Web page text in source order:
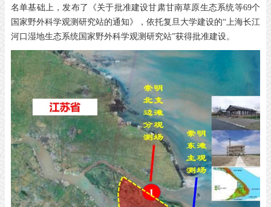
名单基础上，发布了《关于批准建设甘肃甘南草原生态系统等69个
国家野外科学观测研究站的通知》，依托复旦大学建设的“上海长江
河口湿地生态系统国家野外科学观测研究站”获得批准建设。